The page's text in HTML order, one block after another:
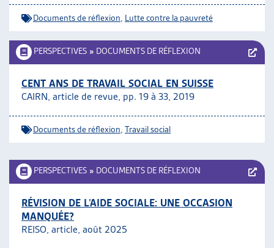
Documents de réflexion Lutte contre la pauvreté
PERSPECTIVES » DOCUMENTS DE RÉFLEXION
CENT ANS DE TRAVAIL SOCIAL EN SUISSE
CAIRN, article de revue, pp. 19 à 33, 2019
Documents de réflexion Travail social
PERSPECTIVES » DOCUMENTS DE RÉFLEXION
RÉVISION DE L’AIDE SOCIALE: UNE OCCASION
MANQUÉE?
REISO, article, août 2025